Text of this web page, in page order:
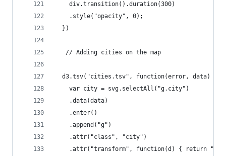
    div.transition().duration(300)
    .style("opacity", 0);
  })
   // Adding cities on the map
  d3.tsv("cities.tsv", function(error, data) {
    var city = svg.selectAll("g.city")
    .data(data)
    .enter()
    .append("g")
    .attr("class", "city")
.attr("transform", function(d) { return